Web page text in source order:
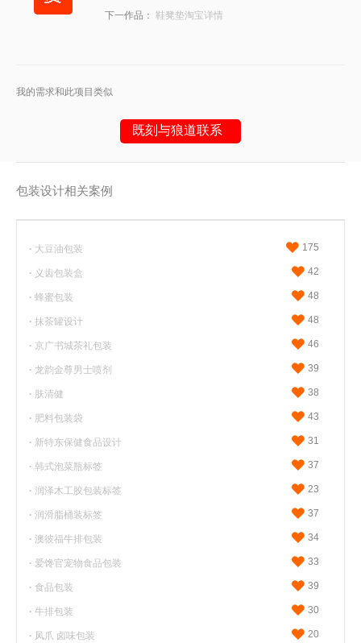
下一作品： 鞋凳垫淘宝详情
我的需求和此项目类似
既刻与狼道联系
或请拨打 18053617900
包装设计相关案例
· 大豆油包装 175
· 义齿包装盒 42
· 蜂蜜包装 48
· 抹茶罐设计 48
· 京广书城茶礼包装 46
· 龙韵金尊男士喷剂 39
· 肤清健 38
· 肥料包装袋 43
· 新特东保健食品设计 31
· 韩式泡菜瓶标签 37
· 润泽木工胶包装标签 23
· 润滑脂桶装标签 37
· 澳彼福牛排包装 34
· 爱馋官宠物食品包装 33
· 食品包装 39
· 牛排包装 30
· 凤爪 卤味包装 20